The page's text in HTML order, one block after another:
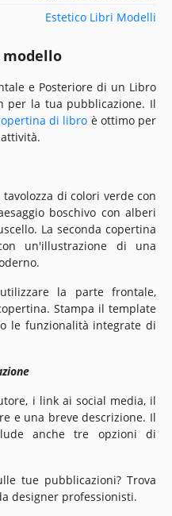
Estetico Libri Modelli
e Posteriore di un Libro
per la tua pubblicazione. Il
di libro è ottimo per
di colori verde con
boschivo con alberi
La seconda copertina
un'illustrazione di una
la parte frontale,
Stampa il template
le funzionalità integrate di
i link ai social media, il
e una breve descrizione. Il
anche tre opzioni di
tue pubblicazioni? Trova
designer professionisti.